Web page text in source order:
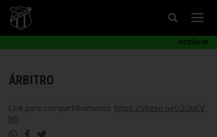
VOZÃO ID
ÁRBITRO
Link para compartilhamento: https://vozao.net/2OpEV
N5